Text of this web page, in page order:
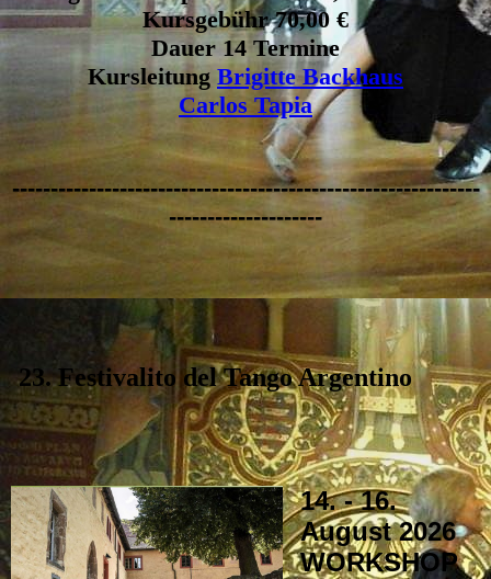
Kursgebühr 70,00 €
Dauer 14 Termine
Kursleitung Brigitte Backhaus
Carlos Tapia
-------------------------------------------------------------
--------------------
23. Festivalito del Tango Argentino
14. - 16.
August 2026
WORKSHOP